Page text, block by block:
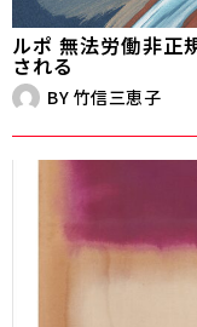
ルポ 無法労働――非
される
BY 竹信三恵子